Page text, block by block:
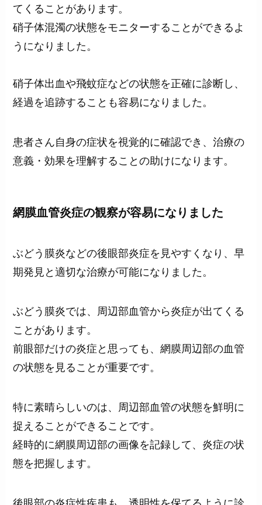
てくることがあります。
硝子体混濁の状態をモニターすることができるよ
うになりました。
硝子体出血や飛蚊症などの状態を正確に診断し、
経過を追跡することも容易になりました。
患者さん自身の症状を視覚的に確認でき、治療の
意義・効果を理解することの助けになります。
網膜血管炎症の観察が容易になりました
ぶどう膜炎などの後眼部炎症を見やすくなり、早
期発見と適切な治療が可能になりました。
ぶどう膜炎では、周辺部血管から炎症が出てくる
ことがあります。
前眼部だけの炎症と思っても、網膜周辺部の血管
の状態を見ることが重要です。
特に素晴らしいのは、周辺部血管の状態を鮮明に
捉えることができることです。
経時的に網膜周辺部の画像を記録して、炎症の状
態を把握します。